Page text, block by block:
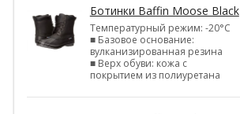
Ботинки Baffin Moose Black
Температурный режим: -20°С
■ Базовое основание:
вулканизированная резина
■ Верх обуви: кожа с
покрытием из полиуретана